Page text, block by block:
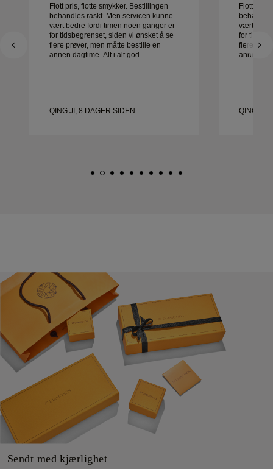
Flott pris, flotte smykker. Bestillingen
behandles raskt. Men servicen kunne
vært bedre fordi timen noen ganger er
for tidsbegrenset, siden vi ønsket å se
flere prøver, men måtte bestille en
annen dagtime. Alt i alt god
QING JI, 8 DAGER SIDEN
Flott pris,
vært
for
flere
annen dagtime.
QING JI,
Sendt med kjærlighet